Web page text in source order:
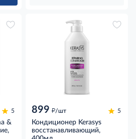
5
&
899 д/шт 5
Кондиционер Kerasys
восстанавливающий,